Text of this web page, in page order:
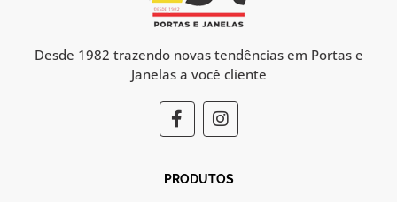
Desde 1982 trazendo novas tendências em Portas e
Janelas a você cliente
F
a
c
b
I
n
s
a
PRODUTOS